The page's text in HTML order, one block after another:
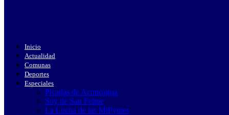
Inicio
Actualidad
Comunas
Deportes
Especiales
Picadas de Aconcagua
Soy de San Felipe
La Lucha de las MiPymes